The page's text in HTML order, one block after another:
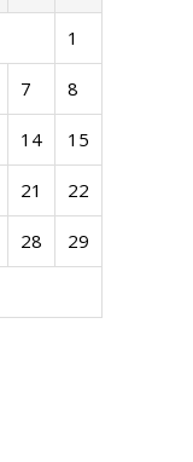
1
7 8
14 15
21 22
28 29